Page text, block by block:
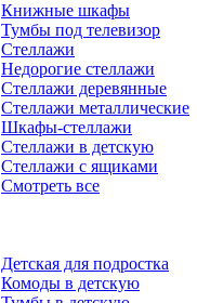
Книжные шкафы
Тумбы под телевизор
Стеллажи
Недорогие стеллажи
Стеллажи деревянные
Стеллажи металлические
Шкафы-стеллажи
Стеллажи в детскую
Стеллажи с ящиками
Смотреть все
Детская для подростка
Комоды в детскую